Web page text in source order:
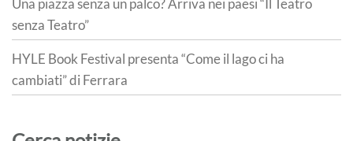
Una piazza senza un palco? Arriva nei paesi “Il Teatro
senza Teatro”
HYLE Book Festival presenta “Come il lago ci ha
cambiati” di Ferrara